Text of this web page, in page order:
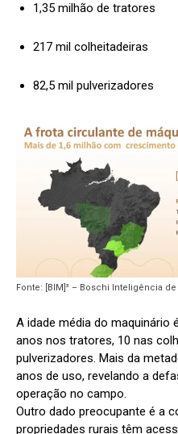
1,35 milhão de tratores
217 mil colheitadeiras
82,5 mil pulverizadores
Fonte: [BIM]³ – Boschi Inteligência
A idade média do maquinário
anos nos tratores, 10 nas
pulverizadores. Mais da
anos de uso, revelando a
operação no campo.
Outro dado preocupante é a
propriedades rurais têm